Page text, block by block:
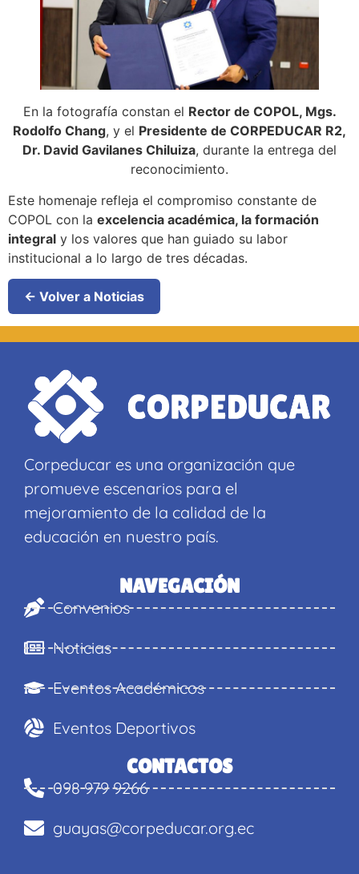
En la fotografía constan el Rector de COPOL, Mgs.
Rodolfo Chang, y el Presidente de CORPEDUCAR R2,
Dr. David Gavilanes Chiluiza, durante la entrega del
reconocimiento.
Este homenaje refleja el compromiso constante de
COPOL con la excelencia académica, la formación
integral y los valores que han guiado su labor
institucional a lo largo de tres décadas.
← Volver a Noticias
Corpeducar es una organización que
promueve escenarios para el
mejoramiento de la calidad de la
educación en nuestro país.
NAVEGACIÓN
Convenios
Noticias
Eventos Académicos
Eventos Deportivos
CONTACTOS
098 979 9266
guayas@corpeducar.org.ec